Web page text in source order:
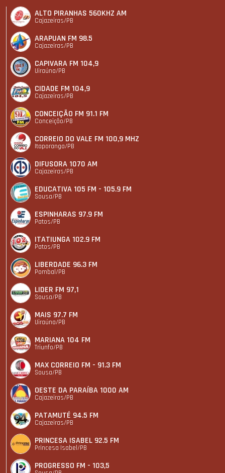
ALTO PIRANHAS 560KHZ AM
Cajazeiras/PB
ARAPUAN FM 98.5
Cajazeiras/PB
CAPIVARA FM 104,9
Uiraúna/PB
CIDADE FM 104,9
Cajazeiras/PB
CONCEIÇÃO FM 91.1 FM
Conceição/PB
CORREIO DO VALE FM 100,9 MHZ
Itaporanga/PB
DIFUSORA 1070 AM
Cajazeiras/PB
EDUCATIVA 105 FM - 105.9 FM
Sousa/PB
ESPINHARAS 97.9 FM
Patos/PB
ITATIUNGA 102.9 FM
Patos/PB
LIBERDADE 96.3 FM
Pombal/PB
LIDER FM 97,1
Sousa/PB
MAIS 97.7 FM
Uiraúna/PB
MARIANA 104 FM
Triunfo/PB
MAX CORREIO FM - 91.3 FM
Sousa/PB
OESTE DA PARAÍBA 1000 AM
Cajazeiras/PB
PATAMUTÉ 94.5 FM
Cajazeiras/PB
PRINCESA ISABEL 92.5 FM
Princesa Isabel/PB
PROGRESSO FM - 103,5